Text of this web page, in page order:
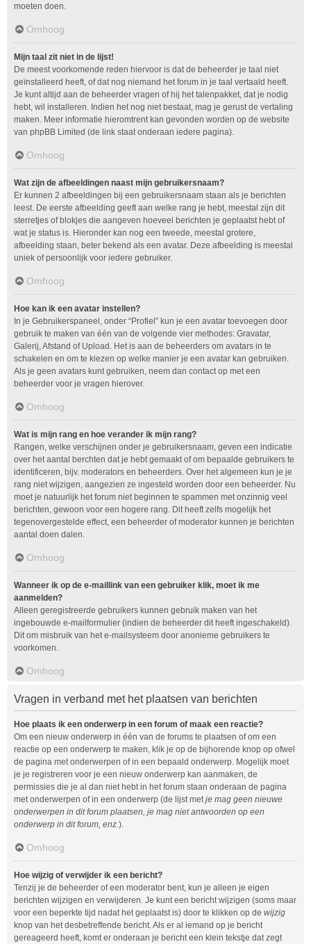
moeten doen.
Omhoog
Mijn taal zit niet in de lijst!
De meest voorkomende reden hiervoor is dat de beheerder je taal niet
geïnstalleerd heeft, of dat nog niemand het forum in je taal vertaald heeft.
Je kunt altijd aan de beheerder vragen of hij het talenpakket, dat je nodig
hebt, wil installeren. Indien het nog niet bestaat, mag je gerust de vertaling
maken. Meer informatie hieromtrent kan gevonden worden op de website
van phpBB Limited (de link staat onderaan iedere pagina).
Omhoog
Wat zijn de afbeeldingen naast mijn gebruikersnaam?
Er kunnen 2 afbeeldingen bij een gebruikersnaam staan als je berichten
leest. De eerste afbeelding geeft aan welke rang je hebt, meestal zijn dit
sterretjes of blokjes die aangeven hoeveel berichten je geplaatst hebt of
wat je status is. Hieronder kan nog een tweede, meestal grotere,
afbeelding staan, beter bekend als een avatar. Deze afbeelding is meestal
uniek of persoonlijk voor iedere gebruiker.
Omhoog
Hoe kan ik een avatar instellen?
In je Gebruikerspaneel, onder “Profiel” kun je een avatar toevoegen door
gebruik te maken van één van de volgende vier methodes: Gravatar,
Galerij, Afstand of Upload. Het is aan de beheerders om avatars in te
schakelen en om te kiezen op welke manier je een avatar kan gebruiken.
Als je geen avatars kunt gebruiken, neem dan contact op met een
beheerder voor je vragen hierover.
Omhoog
Wat is mijn rang en hoe verander ik mijn rang?
Rangen, welke verschijnen onder je gebruikersnaam, geven een indicatie
over het aantal berchten dat je hebt gemaakt of om bepaalde gebruikers te
identificeren, bijv. moderators en beheerders. Over het algemeen kun je je
rang niet wijzigen, aangezien ze ingesteld worden door een beheerder. Nu
moet je natuurlijk het forum niet beginnen te spammen met onzinnig veel
berichten, gewoon voor een hogere rang. Dit heeft zelfs mogelijk het
tegenovergestelde effect, een beheerder of moderator kunnen je berichten
aantal doen dalen.
Omhoog
Wanneer ik op de e-maillink van een gebruiker klik, moet ik me
aanmelden?
Alleen geregistreerde gebruikers kunnen gebruik maken van het
ingebouwde e-mailformulier (indien de beheerder dit heeft ingeschakeld).
Dit om misbruik van het e-mailsysteem door anonieme gebruikers te
voorkomen.
Omhoog
Vragen in verband met het plaatsen van berichten
Hoe plaats ik een onderwerp in een forum of maak een reactie?
Om een nieuw onderwerp in één van de forums te plaatsen of om een
reactie op een onderwerp te maken, klik je op de bijhorende knop op ofwel
de pagina met onderwerpen of in een bepaald onderwerp. Mogelijk moet
je je registreren voor je een nieuw onderwerp kan aanmaken, de
permissies die je al dan niet hebt in het forum staan onderaan de pagina
met onderwerpen of in een onderwerp (de lijst metje mag geen nieuwe
onderwerpen in dit forum plaatsen, je mag niet antwoorden op een
onderwerp in dit forum, enz.).
Omhoog
Hoe wijzig of verwijder ik een bericht?
Tenzij je de beheerder of een moderator bent, kun je alleen je eigen
berichten wijzigen en verwijderen. Je kunt een bericht wijzigen (soms maar
voor een beperkte tijd nadat het geplaatst is) door te klikken op de wijzig
knop van het desbetreffende bericht. Als er al iemand op je bericht
gereageerd heeft, komt er onderaan je bericht een klein tekstje dat zegt